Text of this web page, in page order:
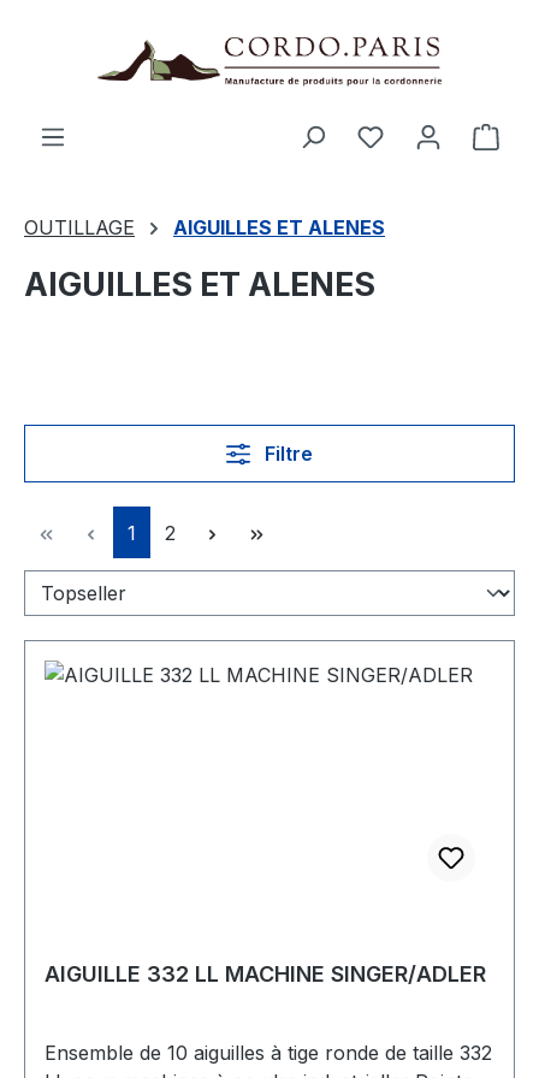
Le
OUTILLAGE AIGUILLES ET ALENES
AIGUILLES ET ALENES
Filtre
Page
1 Page
2
AIGUILLE 332 LL MACHINE SINGER/ADLER
Ensemble de 10 aiguilles à tige ronde de taille 332